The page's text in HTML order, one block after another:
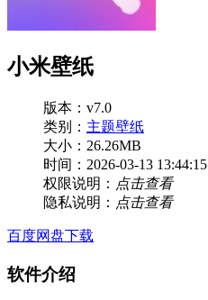
小米壁纸
版本：v7.0
类别： 主题壁纸
大小：26.26MB
时间：2026-03-13 13:44:15
权限说明： 点击查看
隐私说明： 点击查看
百度网盘下载
软件介绍